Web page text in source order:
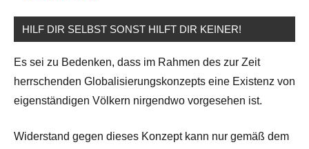
HILF DIR SELBST SONST HILFT DIR KEINER!
Es sei zu Bedenken, dass im Rahmen des zur Zeit
herrschenden Globalisierungskonzepts eine Existenz von
eigenständigen Völkern nirgendwo vorgesehen ist.
Widerstand gegen dieses Konzept kann nur gemäß dem